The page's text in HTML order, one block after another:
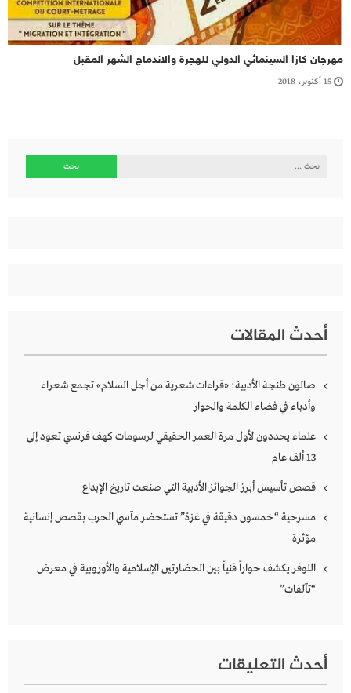
مهرجان كازا السينمائي الدولي للهجرة والاندماج الشهر المقبل
15 أكتوبر، 2018
البحث
أحدث المقالات
صالون طنجة الأدبية: «قراءات شعرية من أجل السلام» تجمع شعراء
وأدباء في فضاء الكلمة والحوار
علماء يحددون لأول مرة العمر الحقيقي لرسومات كهف فرنسي تعود إلى
13 ألف عام
قصص تأسيس أبرز الجوائز الأدبية التي صنعت تاريخ الإبداع
مسرحية “خمسون دقيقة في غزة” تستحضر مآسي الحرب بقصص إنسانية
مؤثرة
اللوفر يكشف حواراً فنياً بين الحضارتين الإسلامية والأوروبية في معرض
“تآلفات”
أحدث التعليقات